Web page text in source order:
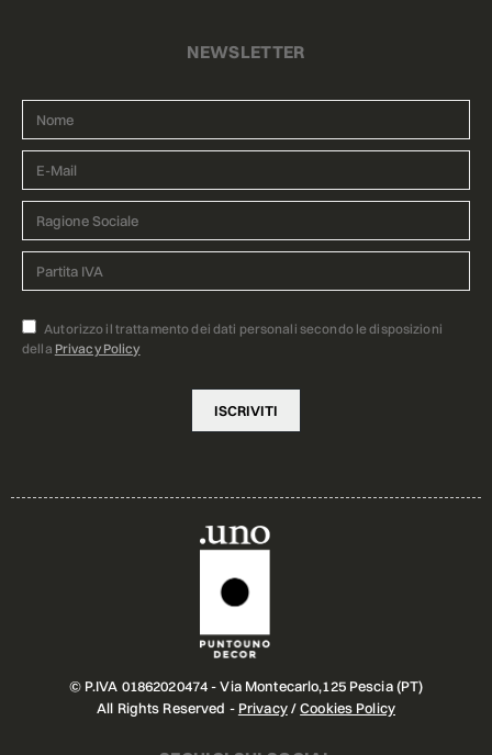
NEWSLETTER
Autorizzo il trattamento dei dati personali secondo le disposizioni
della Privacy Policy
© P.IVA 01862020474 - Via Montecarlo,125 Pescia (PT)
All Rights Reserved - Privacy/Cookies Policy